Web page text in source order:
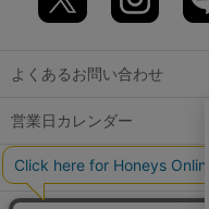
よくあるお問い合わせ
営業日カレンダー
店舗検索